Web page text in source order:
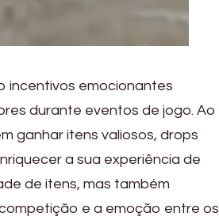
incentivos emocionantes
durante eventos de jogo. Ao
ganhar itens valiosos, drops
a sua experiência de
de itens, mas também
e a emoção entre os